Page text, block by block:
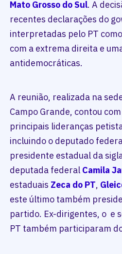
Mato Grosso do Sul. A
recentes declarações do
interpretadas pelo PT
com a extrema direita e
antidemocráticas.
A reunião, realizada na
Campo Grande, contou
principais lideranças
incluindo o deputado
presidente estadual da
deputada federal Camila
estaduais Zeca do PT,
este último também
partido. Ex-dirigentes, o e
PT também participaram